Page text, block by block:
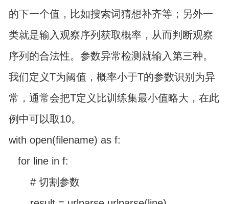
的下一个值，比如搜索词猜想补齐等；另外一
类就是输入观察序列获取概率，从而判断观察
序列的合法性。参数异常检测就输入第三种。
我们定义T为阈值，概率小于T的参数识别为异
常，通常会把T定义比训练集最小值略大，在此
例中可以取10。
with open(filename) as f:
for line in f:
# 切割参数